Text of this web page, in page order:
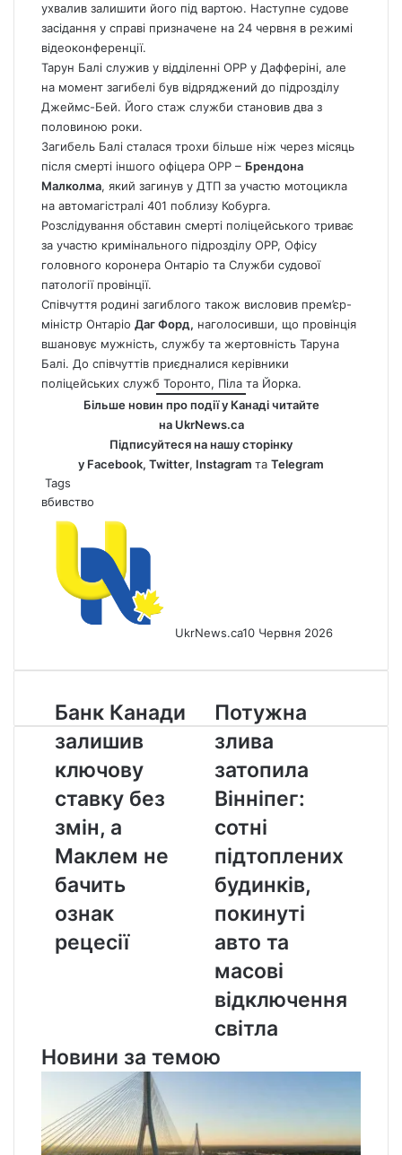
ухвалив залишити його під вартою. Наступне судове
засідання у справі призначене на 24 червня в режимі
відеоконференції.
Тарун Балі служив у відділенні OPP у Дафферіні, але
на момент загибелі був відряджений до підрозділу
Джеймс-Бей. Його стаж служби становив два з
половиною роки.
Загибель Балі сталася трохи більше ніж через місяць
після смерті іншого офіцера OPP – Брендона
Малколма, який загинув у ДТП за участю мотоцикла
на автомагістралі 401 поблизу Кобурга.
Розслідування обставин смерті поліцейського триває
за участю кримінального підрозділу OPP, Офісу
головного коронера Онтаріо та Служби судової
патології провінції.
Співчуття родині загиблого також висловив прем’єр-
міністр Онтаріо Даг Форд, наголосивши, що провінція
вшановує мужність, службу та жертовність Таруна
Балі. До співчуттів приєдналися керівники
поліцейських служб Торонто, Піла та Йорка.
Більше новин про події у Канаді читайте
на UkrNews.ca
Підписуйтеся на нашу сторінку
у Facebook, Twitter, Instagram та Telegram
Tags
вбивство
UkrNews.ca10 Червня 2026
Банк
Канади
залишив
ключову
ставку
без
змін,
а
Маклем
не
бачить
ознак
Банк Канади
залишив
ключову
ставку без
змін, а
Маклем не
бачить
ознак
рецесії
Потужна
злива
затопила
Вінніпег:
сотні
підтоплених
будинків,
покинуті
авто
та
масові
відключення
Потужна
злива
затопила
Вінніпег:
сотні
підтоплених
будинків,
покинуті
авто та
масові
відключення
світла
Новини за темою